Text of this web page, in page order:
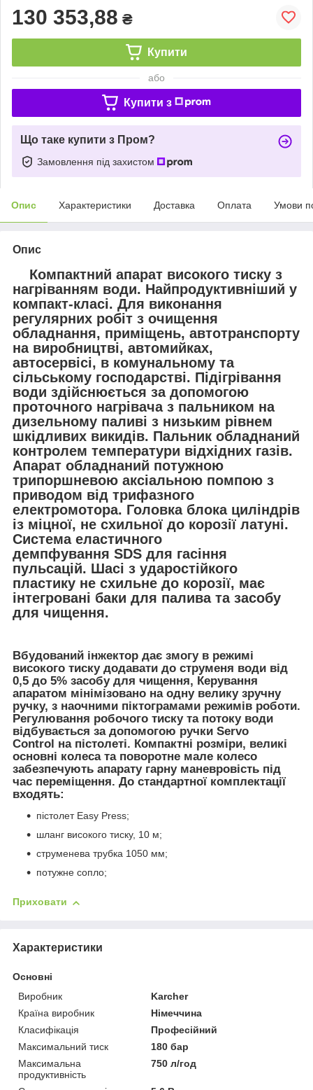
130 353,88 ₴
Купити
або
Купити з
Що таке купити з Пром?
Замовлення під захистом
Опис Характеристики Доставка Оплата Умови
Опис
Компактний апарат високого тиску з
нагріванням води. Найпродуктивніший у
компакт-класі. Для виконання
регулярних робіт з очищення
обладнання, приміщень, автотранспорту
на виробництві, автомийках,
автосервісі, в комунальному та
сільському господарстві. Підігрівання
води здійснюється за допомогою
проточного нагрівача з пальником на
дизельному паливі з низьким рівнем
шкідливих викидів. Пальник обладнаний
контролем температури відхідних газів.
Апарат обладнаний потужною
трипоршневою аксіальною помпою з
приводом від трифазного
електромотора. Головка блока циліндрів
із міцної, не схильної до корозії латуні.
Система еластичного
демпфування SDS для гасіння
пульсацій. Шасі з ударостійкого
пластику не схильне до корозії, має
інтегровані баки для палива та засобу
для чищення.
Вбудований інжектор дає змогу в режимі
високого тиску додавати до струменя води від
0,5 до 5% засобу для чищення, Керування
апаратом мінімізовано на одну велику зручну
ручку, з наочними піктограмами режимів роботи.
Регулювання робочого тиску та потоку води
відбувається за допомогою ручки Servo
Control на пістолеті. Компактні розміри, великі
основні колеса та поворотне мале колесо
забезпечують апарату гарну маневровість під
час переміщення. До стандартної комплектації
входять:
пістолет Easy Press;
шланг високого тиску, 10 м;
струменева трубка 1050 мм;
потужне сопло;
Приховати
Характеристики
Основні
Виробник
Karcher
Країна виробник
Німеччина
Класифікація
Професійний
Максимальний тиск
180 бар
Максимальна
продуктивність
750 л/год